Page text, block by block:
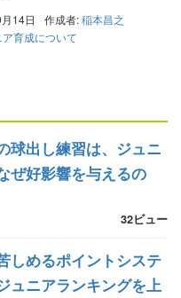
14日 作成者:稲本昌之
ア育成について
球出し練習は、ジュニ
ぜ好影響を与えるの
32ビュー
しめるポイントシステ
ニアランキングを上